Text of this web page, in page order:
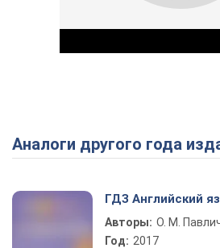
Аналоги другого года
ГДЗ Английский
Авторы: О. М.
Год: 2017